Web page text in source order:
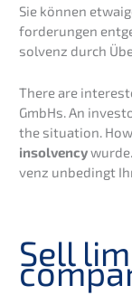
Sie können
for­de­run­gen
sol­venz durch
There are
GmbHs. An
the situa­ti­on.
insol­ven­cy
venz unbedingt
Sell